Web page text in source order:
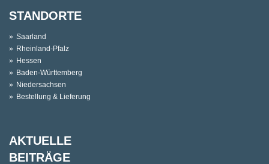
STANDORTE
Saarland
Rheinland-Pfalz
Hessen
Baden-Württemberg
Niedersachsen
Bestellung & Lieferung
AKTUELLE
BEITRÄGE